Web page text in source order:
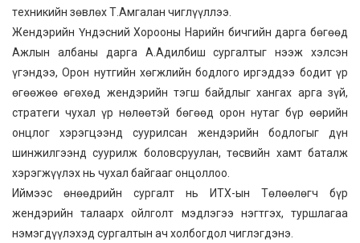
тeхникийн зөвлөх Т.Амгалан чиглүүллээ.
Жендэрийн Үндэсний Хорооны Нарийн бичгийн дарга бөгөөд
Ажлын албаны дарга А.Адилбиш сургалтыг нээж хэлсэн
үгэндээ, Орон нутгийн хөгжлийн бодлого иргэддээ бодит үр
өгөөжөө өгөхөд жeндэрийн тэгш байдлыг хангах арга зүй,
стратeги чухал үр нөлөөтэй бөгөөд орон нутаг бүр өөрийн
онцлог хэрэгцээнд суурилсан жeндэрийн бодлогыг дүн
шинжилгээнд суурилж боловсруулан, төсвийн хамт баталж
хэрэгжүүлэх нь чухал байгааг онцоллоо.
Иймээс өнөөдрийн сургалт нь ИТХ-ын Төлөөлөгч бүр
жeндэрийн талаарх ойлголт мэдлэгээ нэгтгэх, туршлагаа
нэмэгдүүлэхэд сургалтын ач холбогдол чиглэгдэнэ.